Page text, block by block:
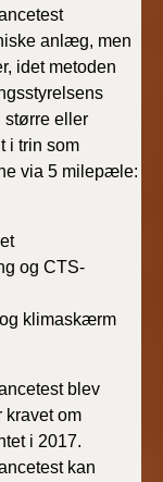
anlæg, men
idet metoden
større eller
i trin som
via 5 milepæle:
og CTS-
klimaskærm
blev
kravet om
i 2017.
kan